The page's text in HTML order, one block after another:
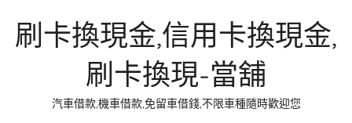
刷卡換現金,信用卡換現金,
刷卡換現-當舖
汽車借款,機車借款,免留車借錢,不限車種隨時歡迎您